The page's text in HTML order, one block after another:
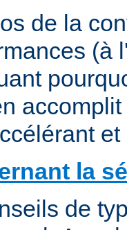
de la
(à
la
de